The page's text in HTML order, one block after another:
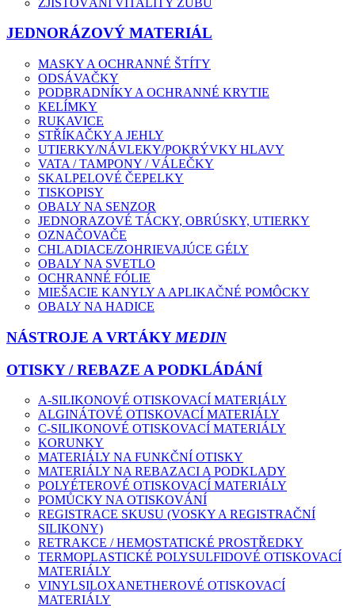
JEDNORÁZOVÝ MATERIÁL
MASKY A OCHRANNÉ ŠTÍTY
ODSÁVAČKY
PODBRADNÍKY A OCHRANNÉ KRYTIE
KELÍMKY
RUKAVICE
STŘÍKAČKY A JEHLY
UTIERKY/NÁVLEKY/POKRÝVKY HLAVY
VATA / TAMPONY / VÁLEČKY
SKALPELOVÉ ČEPELKY
TISKOPISY
OBALY NA SENZOR
JEDNORAZOVÉ TÁCKY, OBRÚSKY, UTIERKY
OZNAČOVAČE
CHLADIACE/ZOHRIEVAJÚCE GÉLY
OBALY NA SVETLO
OCHRANNÉ FÓLIE
MIEŠACIE KANYLY A APLIKAČNÉ POMÔCKY
OBALY NA HADICE
NÁSTROJE A VRTÁKY MEDIN
OTISKY / REBAZE A PODKLÁDÁNÍ
A-SILIKONOVÉ OTISKOVACÍ MATERIÁLY
ALGINÁTOVÉ OTISKOVACÍ MATERIÁLY
C-SILIKONOVÉ OTISKOVACÍ MATERIÁLY
KORUNKY
MATERIÁLY NA FUNKČNÍ OTISKY
MATERIÁLY NA REBAZACI A PODKLADY
POLYÉTEROVÉ OTISKOVACÍ MATERIÁLY
POMŮCKY NA OTISKOVÁNÍ
REGISTRACE SKUSU (VOSKY A REGISTRAČNÍ
SILIKONY)
RETRAKCE / HEMOSTATICKÉ PROSTŘEDKY
TERMOPLASTICKÉ POLYSULFIDOVÉ OTISKOVACÍ
MATERIÁLY
VINYLSILOXANETHEROVÉ OTISKOVACÍ
MATERIÁLY